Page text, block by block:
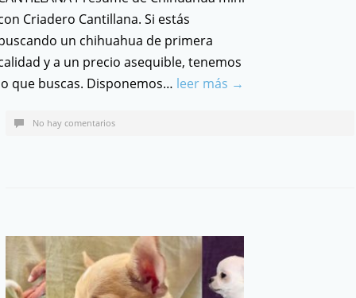
Criadero Cantillana. Si estás
un chihuahua de primera
y a un precio asequible, tenemos
que buscas. Disponemos… leer más →
No hay comentarios